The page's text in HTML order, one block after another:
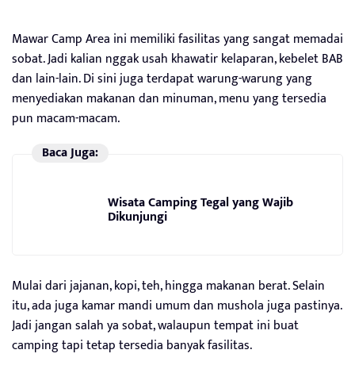
Mawar Camp Area ini memiliki fasilitas yang sangat memadai
sobat. Jadi kalian nggak usah khawatir kelaparan, kebelet BAB
dan lain-lain. Di sini juga terdapat warung-warung yang
menyediakan makanan dan minuman, menu yang tersedia
pun macam-macam.
Baca Juga:
Wisata Camping Tegal yang Wajib
Dikunjungi
Mulai dari jajanan, kopi, teh, hingga makanan berat. Selain
itu, ada juga kamar mandi umum dan mushola juga pastinya.
Jadi jangan salah ya sobat, walaupun tempat ini buat
camping tapi tetap tersedia banyak fasilitas.